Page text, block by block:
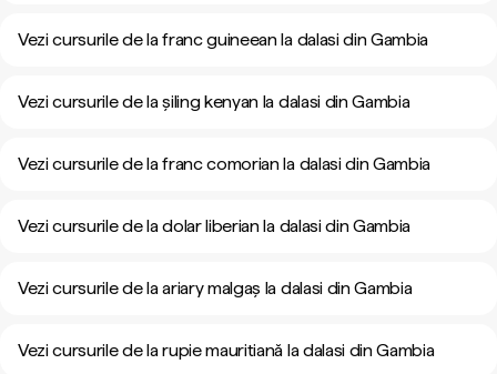
Vezi cursurile de la franc guineean la dalasi din Gambia
Vezi cursurile de la șiling kenyan la dalasi din Gambia
Vezi cursurile de la franc comorian la dalasi din Gambia
Vezi cursurile de la dolar liberian la dalasi din Gambia
Vezi cursurile de la ariary malgaș la dalasi din Gambia
Vezi cursurile de la rupie mauritiană la dalasi din Gambia